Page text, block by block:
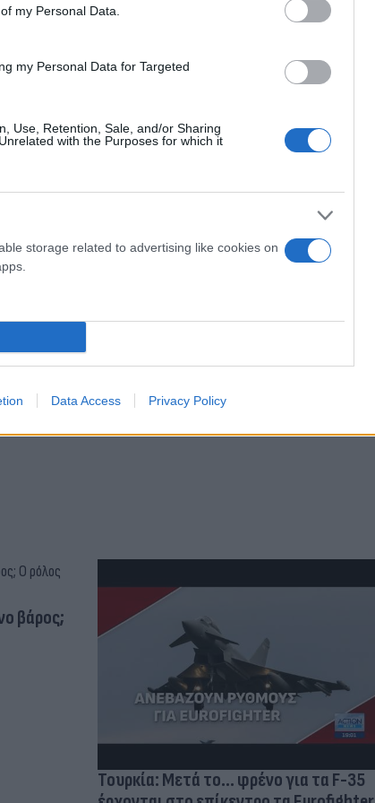
my Personal Data.
my Personal Data for Targeted
Use, Retention, Sale, and/or Sharing
with the Purposes for which it
storage related to advertising like cookies on
Data Access Privacy Policy
Συρία Ντόναλντ Τραμπ
του
γήπεδο
«τέλειο» δέρμα αποτελεί πρόβλημα
βάρος;
Τουρκία: Μετά το... φρένο για τα F-35